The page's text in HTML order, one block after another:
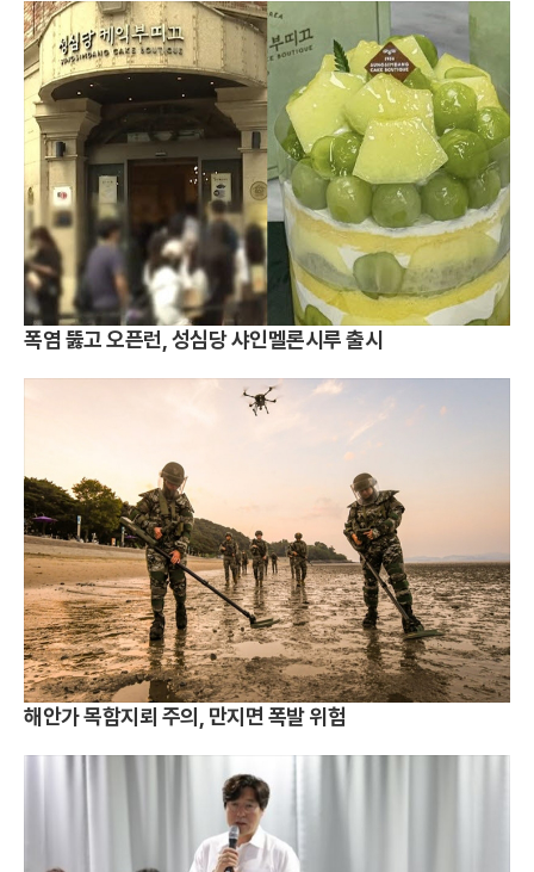
폭염 뚫고 오픈런, 성심당 샤인멜론시루 출시
해안가 목함지뢰 주의, 만지면 폭발 위험